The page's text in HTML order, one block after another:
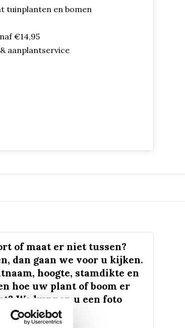
tuinplanten en bomen
€14,95
aanplantservice
of maat er niet tussen?
dan gaan we voor u kijken.
hoogte, stamdikte en
hoe uw plant of boom er
We kunnen u een foto